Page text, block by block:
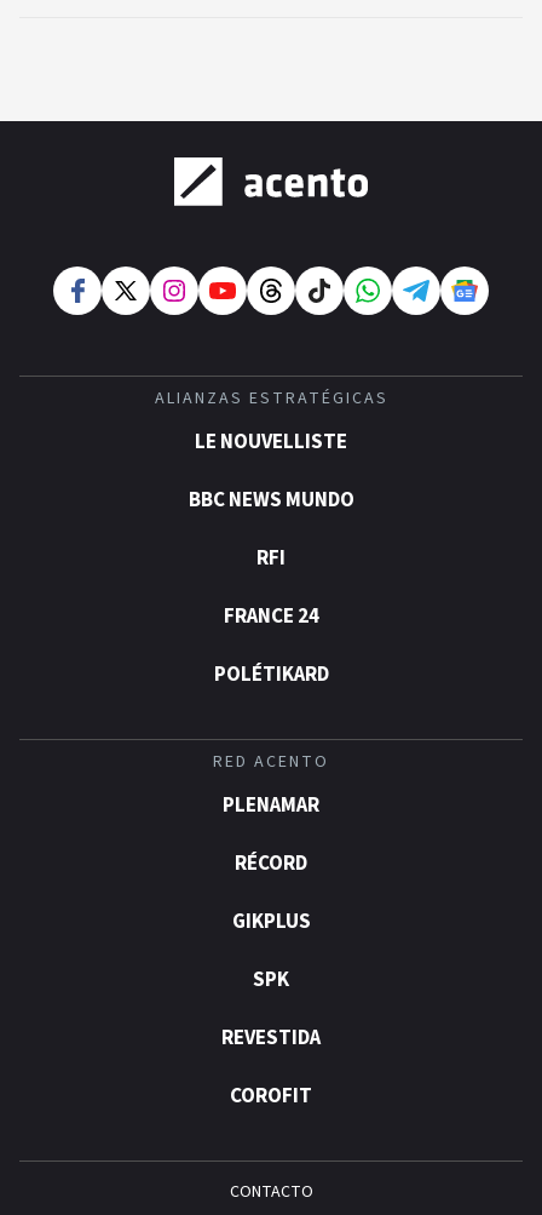
ALIANZAS ESTRATÉGICAS
LE NOUVELLISTE
BBC NEWS MUNDO
RFI
FRANCE 24
POLÉTIKARD
RED ACENTO
PLENAMAR
RÉCORD
GIKPLUS
SPK
REVESTIDA
COROFIT
CONTACTO